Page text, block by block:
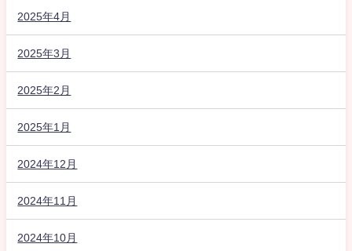
2025年4月
2025年3月
2025年2月
2025年1月
2024年12月
2024年11月
2024年10月